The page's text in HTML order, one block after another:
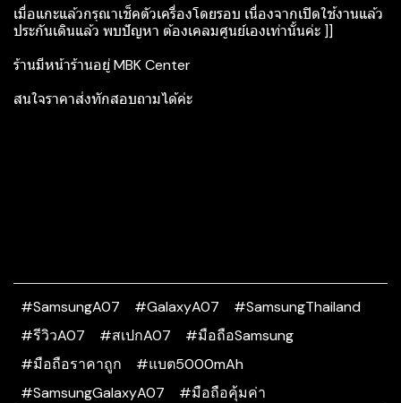
เมื่อแกะแล้วกรุณาเช็คตัวเครื่องโดยรอบ เนื่องจากเปิดใช้งานแล้ว
ประกันเดินแล้ว พบปัญหา ต้องเคลมศูนย์เองเท่านั้นค่ะ ]]
ร้านมีหน้าร้านอยู่ MBK Center
สนใจราคาส่งทักสอบถามได้ค่ะ
#SamsungA07 #GalaxyA07
#SamsungThailand
#รีวิวA07
#สเปกA07
#มือถือSamsung
#มือถือราคาถูก
#แบต5000mAh
#SamsungGalaxyA07
#มือถือคุ้มค่า